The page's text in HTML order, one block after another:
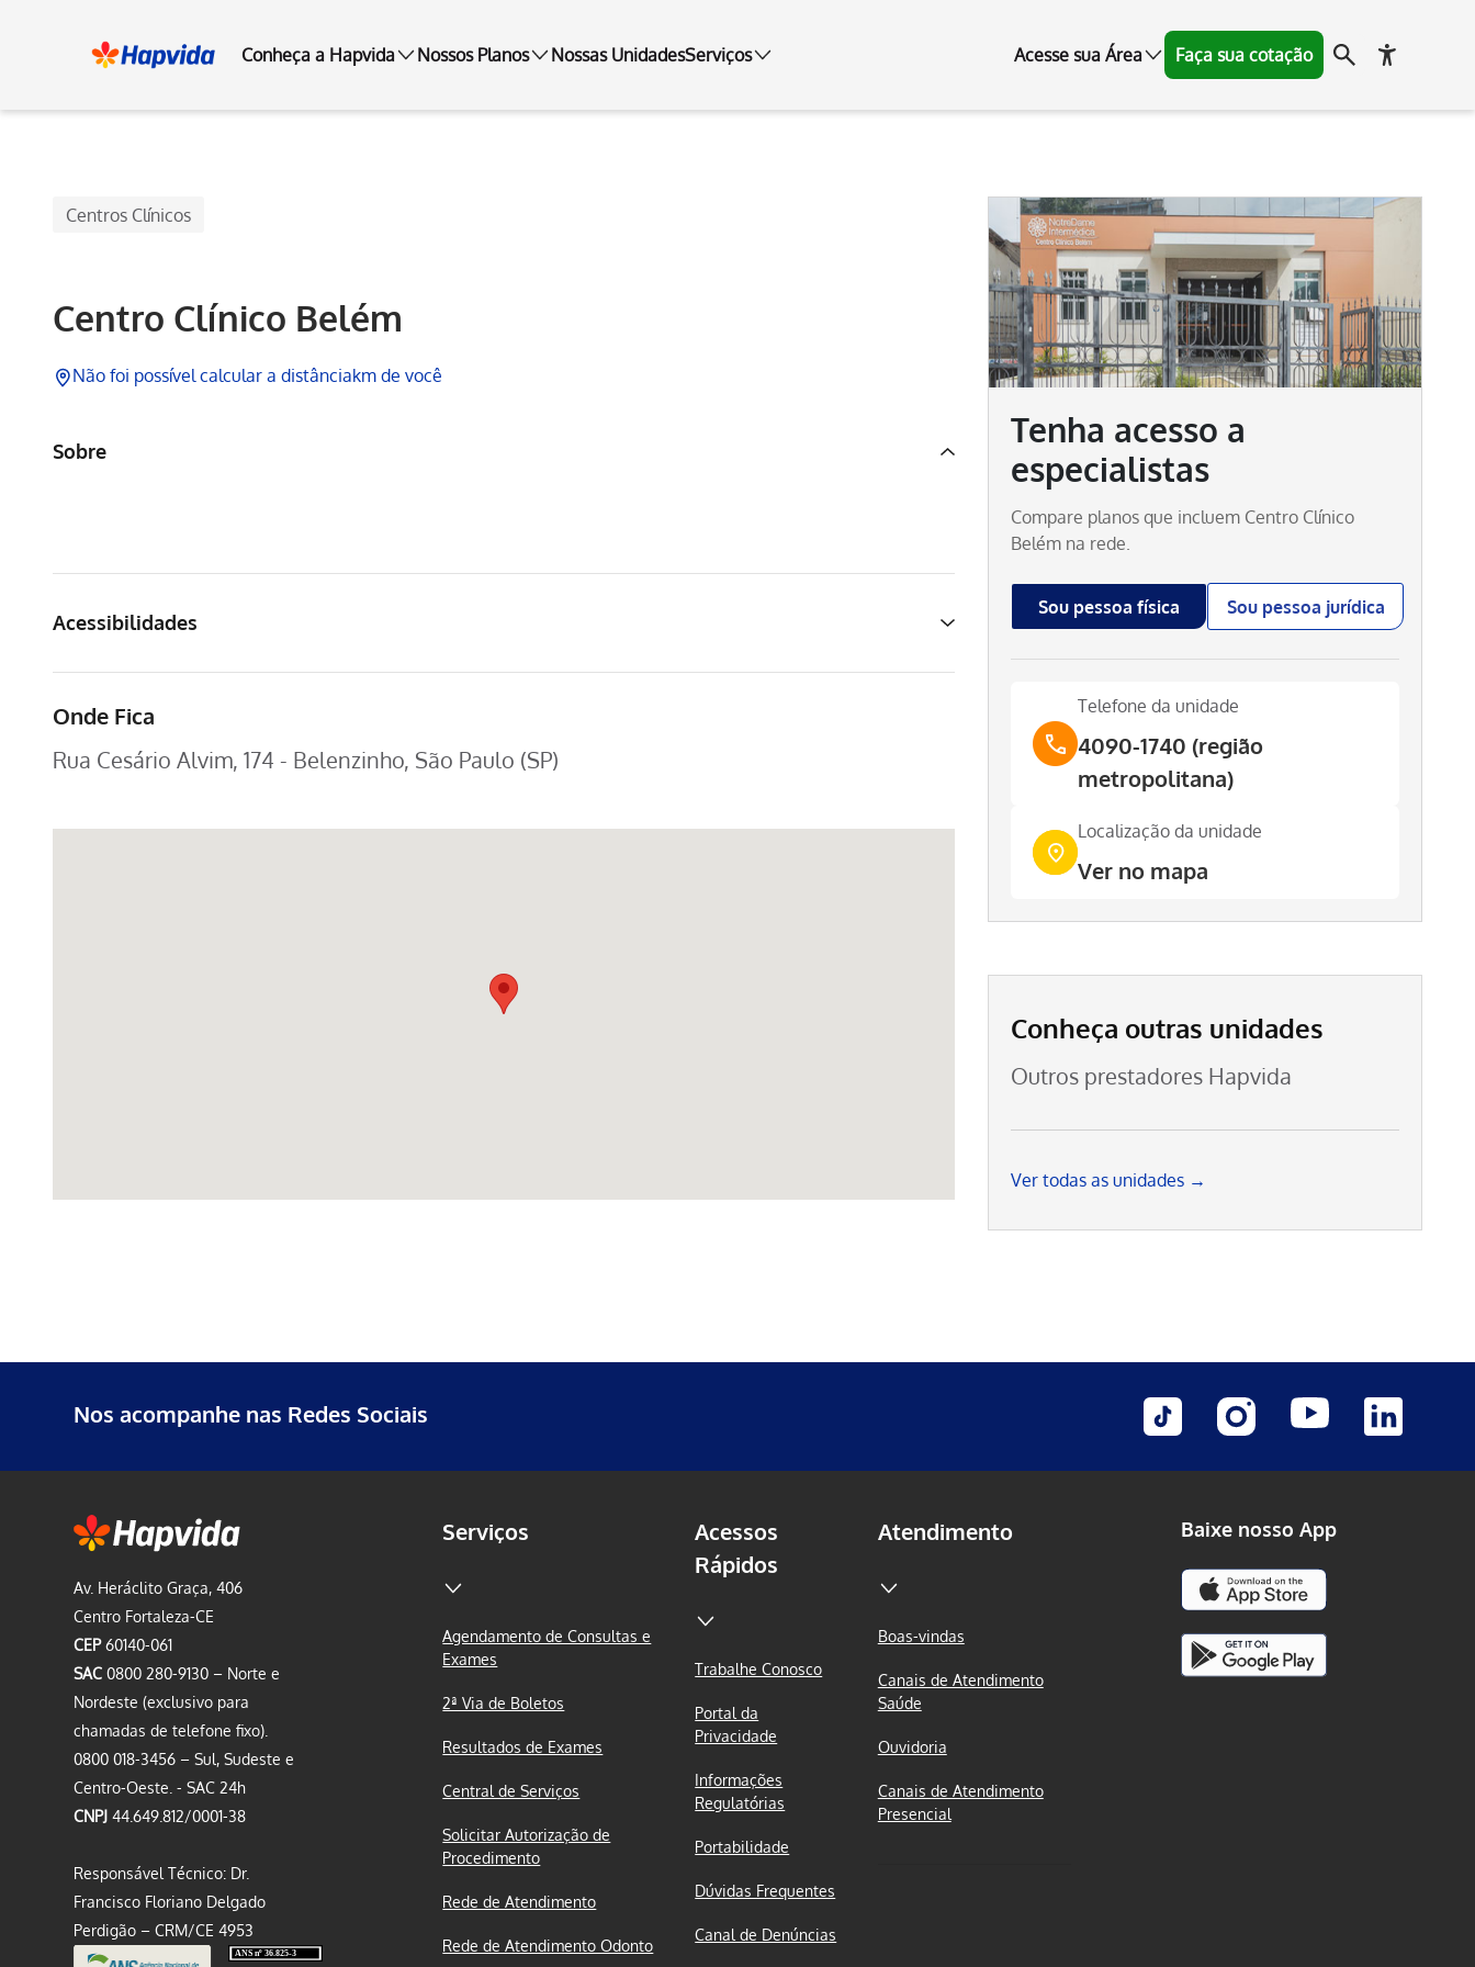
Conheça a Hapvida Nossos Planos Nossas UnidadesServiços Acesse sua Área Faça sua cotação
Centros Clínicos
Centro Clínico Belém
Não foi possível calcular a distânciakm de você
Sobre
Acessibilidades
Onde Fica
Rua Cesário Alvim, 174 - Belenzinho, São Paulo (SP)
Tenha acesso a
especialistas
Compare planos que incluem Centro Clínico
Belém na rede.
Sou pessoa física Sou pessoa jurídica
Telefone da unidade
4090-1740 (região
metropolitana)
Localização da unidade
Ver no mapa
Conheça outras unidades
Outros prestadores Hapvida
Ver todas as unidades →
Nos acompanhe nas Redes Sociais
Av. Heráclito Graça, 406
Centro Fortaleza-CE
CEP60140-061
SAC0800 280-9130 – Norte e
Nordeste (exclusivo para
chamadas de telefone fixo).
0800 018-3456 – Sul, Sudeste e
Centro-Oeste. - SAC 24h
CNPJ44.649.812/0001-38
Responsável Técnico: Dr.
Francisco Floriano Delgado
Perdigão – CRM/CE 4953
Serviços
Agendamento de Consultas e
Exames
2ª Via de Boletos
Resultados de Exames
Central de Serviços
Solicitar Autorização de
Procedimento
Rede de Atendimento
Rede de Atendimento Odonto
Acessos
Rápidos
Trabalhe Conosco
Portal da
Privacidade
Informações
Regulatórias
Portabilidade
Dúvidas Frequentes
Canal de Denúncias
Atendimento
Boas-vindas
Canais de Atendimento
Saúde
Ouvidoria
Canais de Atendimento
Presencial
Baixe nosso App